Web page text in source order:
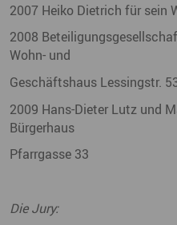
2007 Heiko Dietrich für sein
2008
Wohn- und
Geschäftshaus Lessingstr.
2009 Hans-Dieter Lutz und
Bürgerhaus
Pfarrgasse 33
Die Jury: